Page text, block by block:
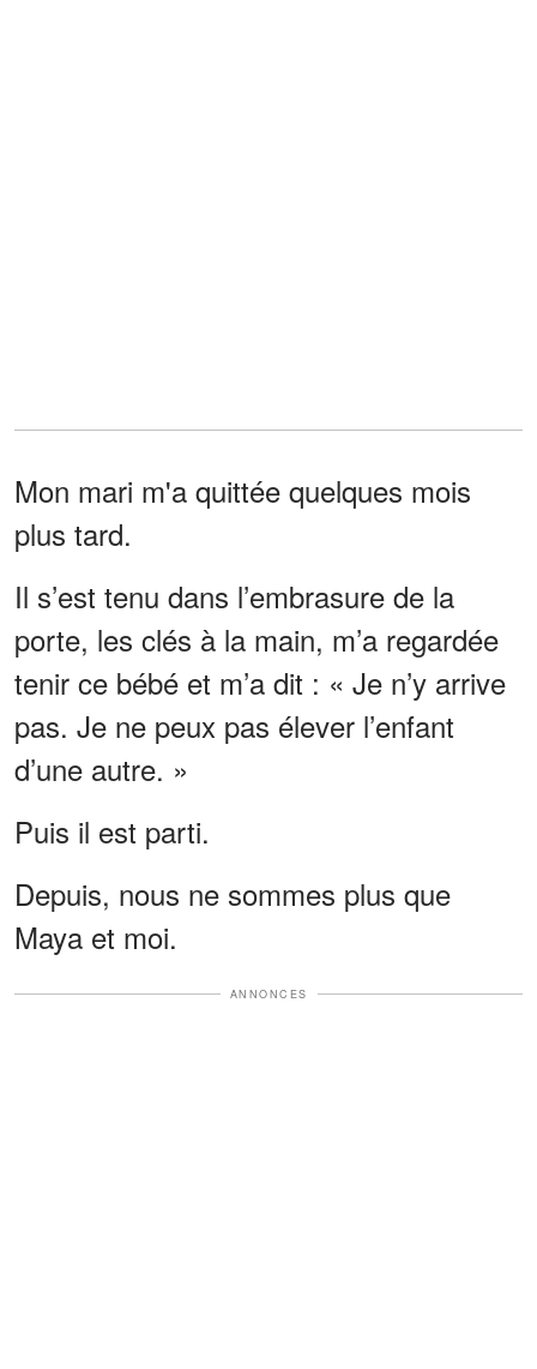
Mon mari m'a quittée quelques mois
plus tard.
Il s’est tenu dans l’embrasure de la
porte, les clés à la main, m’a regardée
tenir ce bébé et m’a dit : « Je n’y arrive
pas. Je ne peux pas élever l’enfant
d’une autre. »
Puis il est parti.
Depuis, nous ne sommes plus que
Maya et moi.
ANNONCES